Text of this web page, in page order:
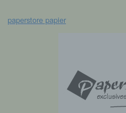
paperstore papier
Einwilligung ist
Person freiwillig
informierter